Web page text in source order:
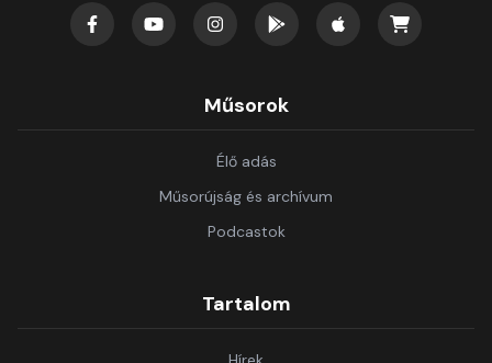
Műsorok
Élő adás
Műsorújság és archívum
Podcastok
Tartalom